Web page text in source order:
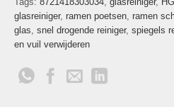
glasreiniger, ramen poetsen ramen
glas snel drogende reiniger, spiegels
en vuil verwijderen